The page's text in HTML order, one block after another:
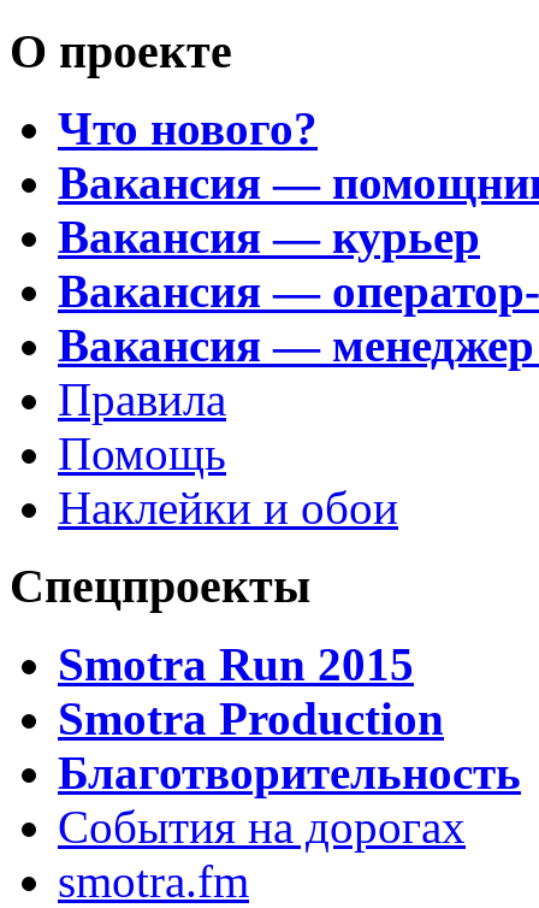
О проекте
Что нового?
Вакансия —
Вакансия — курьер
Вакансия —
Вакансия —
Правила
Помощь
Наклейки и обои
Спецпроекты
Smotra Run 2015
Smotra Production
Благотворительность
События на дорогах
smotra.fm